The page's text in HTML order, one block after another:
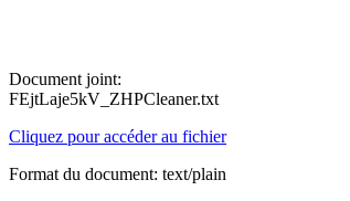
Document joint:
FEjtLaje5kV_ZHPCleaner.txt
Cliquez pour accéder au fichier
Format du document: text/plain